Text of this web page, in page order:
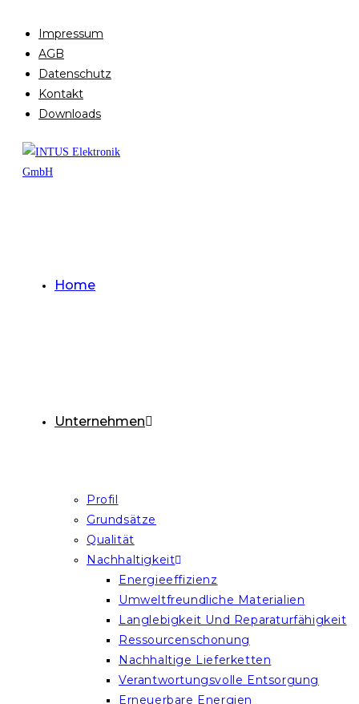
Impressum
AGB
Datenschutz
Kontakt
Downloads
Home
Unternehmen
Profil
Grundsätze
Qualität
Nachhaltigkeit
Energieeffizienz
Umweltfreundliche Materialien
Langlebigkeit Und Reparaturfähigkeit
Ressourcenschonung
Nachhaltige Lieferketten
Verantwortungsvolle Entsorgung
Erneuerbare Energien